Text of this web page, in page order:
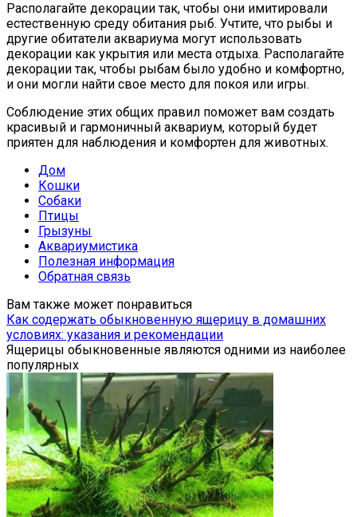
Располагайте декорации так, чтобы они имитировали
естественную среду обитания рыб. Учтите, что рыбы и
другие обитатели аквариума могут использовать
декорации как укрытия или места отдыха. Располагайте
декорации так, чтобы рыбам было удобно и комфортно,
и они могли найти свое место для покоя или игры.
Соблюдение этих общих правил поможет вам создать
красивый и гармоничный аквариум, который будет
приятен для наблюдения и комфортен для животных.
Дом
Кошки
Собаки
Птицы
Грызуны
Аквариумистика
Полезная информация
Обратная связь
Вам также может понравиться
Как содержать обыкновенную ящерицу в домашних
условиях: указания и рекомендации
Ящерицы обыкновенные являются одними из наиболее
популярных